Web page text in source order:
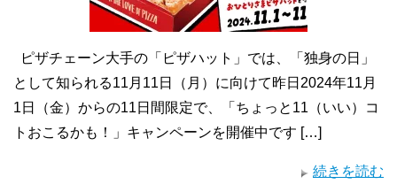
ピザチェーン大手の「ピザハット」では、「独身の日」
として知られる11月11日（月）に向けて昨日2024年11月
1日（金）からの11日間限定で、「ちょっと11（いい）コ
トおこるかも！」キャンペーンを開催中です […]
続きを読む